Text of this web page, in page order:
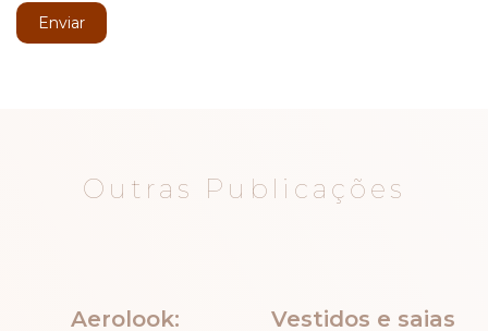
Enviar
Outras Publicações
Aerolook:
Vestidos e saias